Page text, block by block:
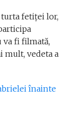
fetiței lor,
va fi filmată,
mult, vedeta a
înainte